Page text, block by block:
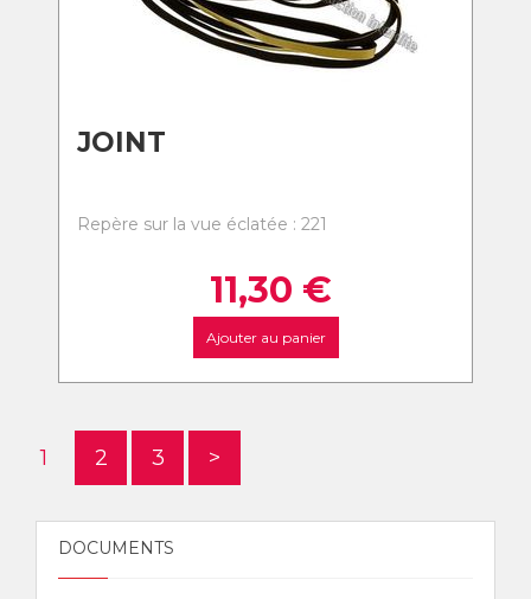
JOINT
Repère sur la vue éclatée : 221
11,30 €
Ajouter au panier
1 2 3 >
DOCUMENTS